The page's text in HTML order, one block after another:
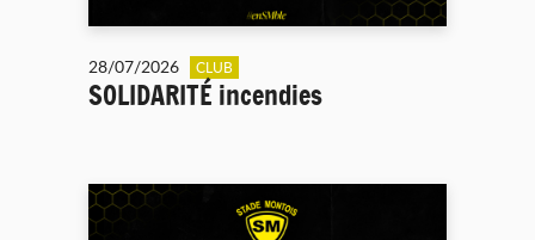
28/07/2026 CLUB
SOLIDARITÉ incendies